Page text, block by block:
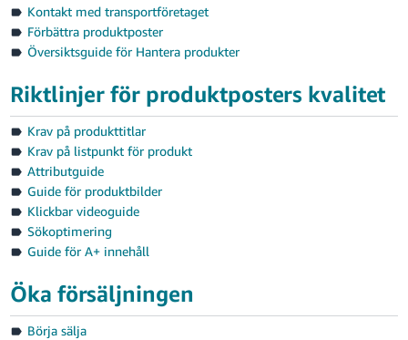
Kontakt med transportföretaget
Förbättra produktposter
Översiktsguide för Hantera produkter
Riktlinjer för produktposters kvalitet
Krav på produkttitlar
Krav på listpunkt för produkt
Attributguide
Guide för produktbilder
Klickbar videoguide
Sökoptimering
Guide för A+ innehåll
Öka försäljningen
Börja sälja